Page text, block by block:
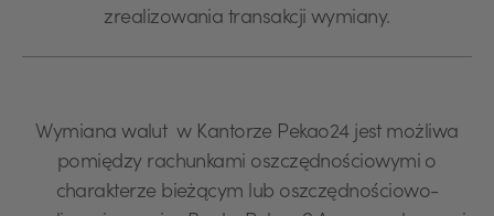
zrealizowania transakcji wymiany.
Wymiana walut w Kantorze Pekao24 jest możliwa
pomiędzy rachunkami oszczędnościowymi o
charakterze bieżącym lub oszczędnościowo-